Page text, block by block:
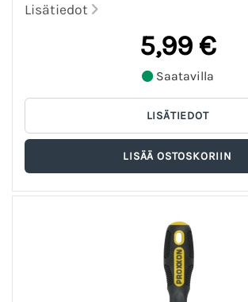
Lisätiedot
5,99 €
Saatavilla